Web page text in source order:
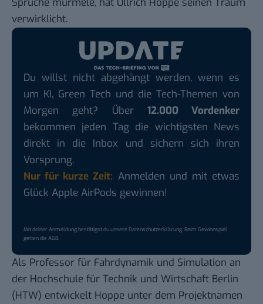
Sprüche murmele, hat Ullrich Hoppe seinen Traum
verwirklicht.
Du willst nicht abgehängt werden, wenn es
um KI, Green Tech und die Tech-Themen von
Morgen geht? Über 12.000 Vordenker
bekommen jeden Tag die wichtigsten News
direkt in die Inbox und sichern sich ihren
Vorsprung.
Nur für kurze Zeit: Anmelden und mit etwas
Glück Apple AirPods gewinnen!
Mit deiner Anmeldung bestätigst du unsereDatenschutzerklärung. Beim Gewinnspiel
gelten dieAGB.
Als Professor für Fahrdynamik und Simulation an
der Hochschule für Technik und Wirtschaft Berlin
(HTW) entwickelt Hoppe unter dem Projektnamen